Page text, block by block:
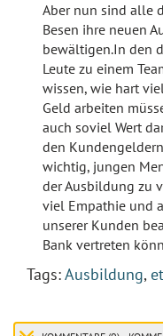
Aber nun sind alle
Besen ihre neuen
bewältigen.In den
Leute zu einem
wissen, wie hart
Geld arbeiten
auch soviel Wert
den
wichtig, jungen
der Ausbildung zu
viel Empathie und
unserer Kunden
Bank vertreten
Tags:Ausbildung,